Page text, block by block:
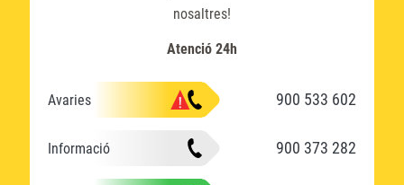
nosaltres!
Atenció 24h
Avaries 900 533 602
Informació 900 373 282